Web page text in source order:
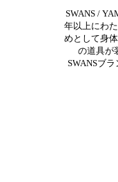
SWANS /
年以上にわ
めとして身
の道具が
SWANSブ